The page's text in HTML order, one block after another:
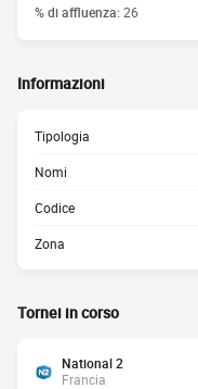
% di affluenza:26
Informazioni
Tipologia
Nomi
Codice
Zona
Tornei in corso
National 2
Francia